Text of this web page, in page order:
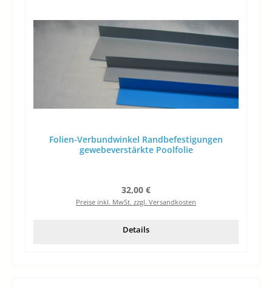
Folien-Verbundwinkel Randbefestigungen
gewebeverstärkte Poolfolie
Regulärer Preis:
32,00 €
Preise inkl. MwSt. zzgl. Versandkosten
Details